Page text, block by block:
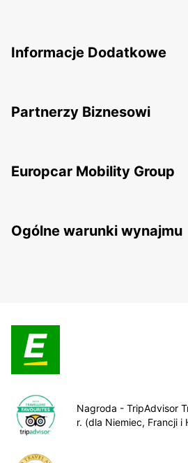
Informacje Dodatkowe
Partnerzy Biznesowi
Europcar Mobility Group
Ogólne warunki wynajmu
Nagroda - TripAdvisor
r. (dla Niemiec, Francji i